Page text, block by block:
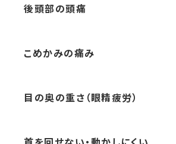
後頭部の頭痛
こめかみの痛み
目の奥の重さ（眼精疲労）